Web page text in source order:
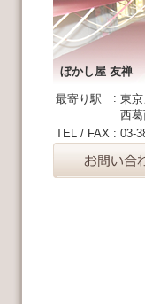
ぼかし屋 友禅
最寄り駅 : 東
西
TEL / FAX : 03-